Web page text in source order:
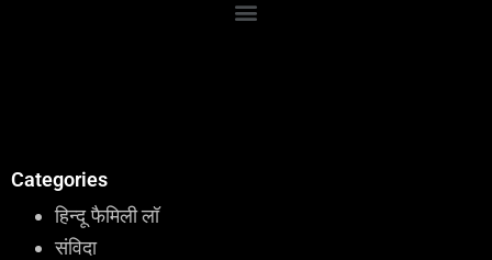
Categories
हिन्दू फैमिली लॉ
संविदा